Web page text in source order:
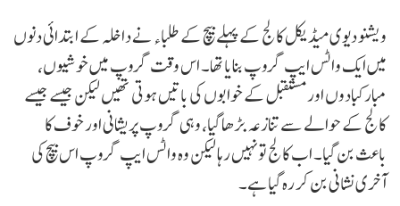
ویشنو دیوی میڈیکل کالج کے پہلے بیچ کے طلباء نے داخلہ کے ابتدائی دنوں
میں ایک واٹس ایپ گروپ بنایا تھا۔ اس وقت گروپ میں خوشیوں،
مبارکبادوں اور مستقبل کے خوابوں کی باتیں ہوتی تھیں لیکن جیسے جیسے
کالج کے حوالے سے تنازعہ بڑھا گیا، وہی گروپ پریشانی اور خوف کا
باعث بن گیا۔ اب کالج تو نہیں رہا لیکن وہ واٹس ایپ گروپ اس بیچ کی
آخری نشانی بن کر رہ گیا ہے۔